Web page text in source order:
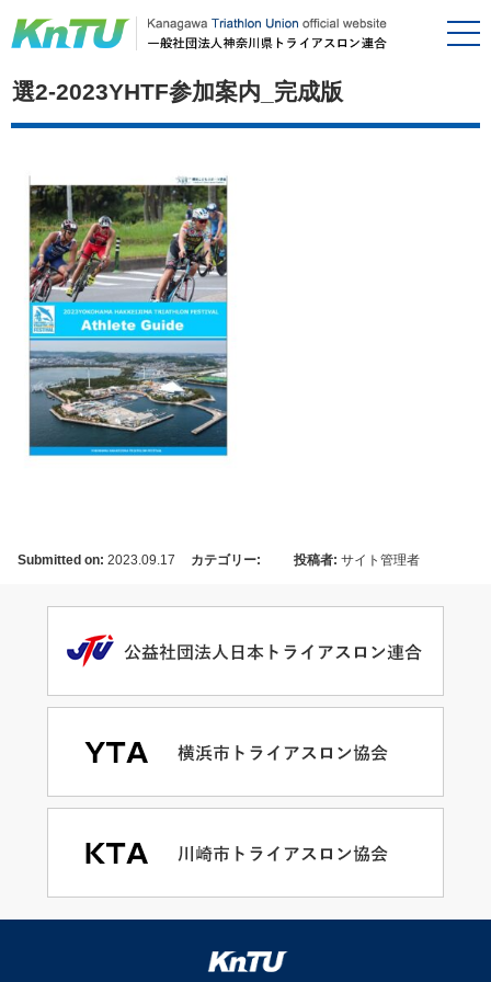
選2-2023YHTF参加案内_完成版
Submitted on: 2023.09.17 カテゴリー: 投稿者: サイト管理者